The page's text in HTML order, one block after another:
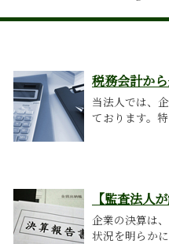
税務会計か
当法人では、
ております。
【監査法人
企業の決算は
状況を明らか